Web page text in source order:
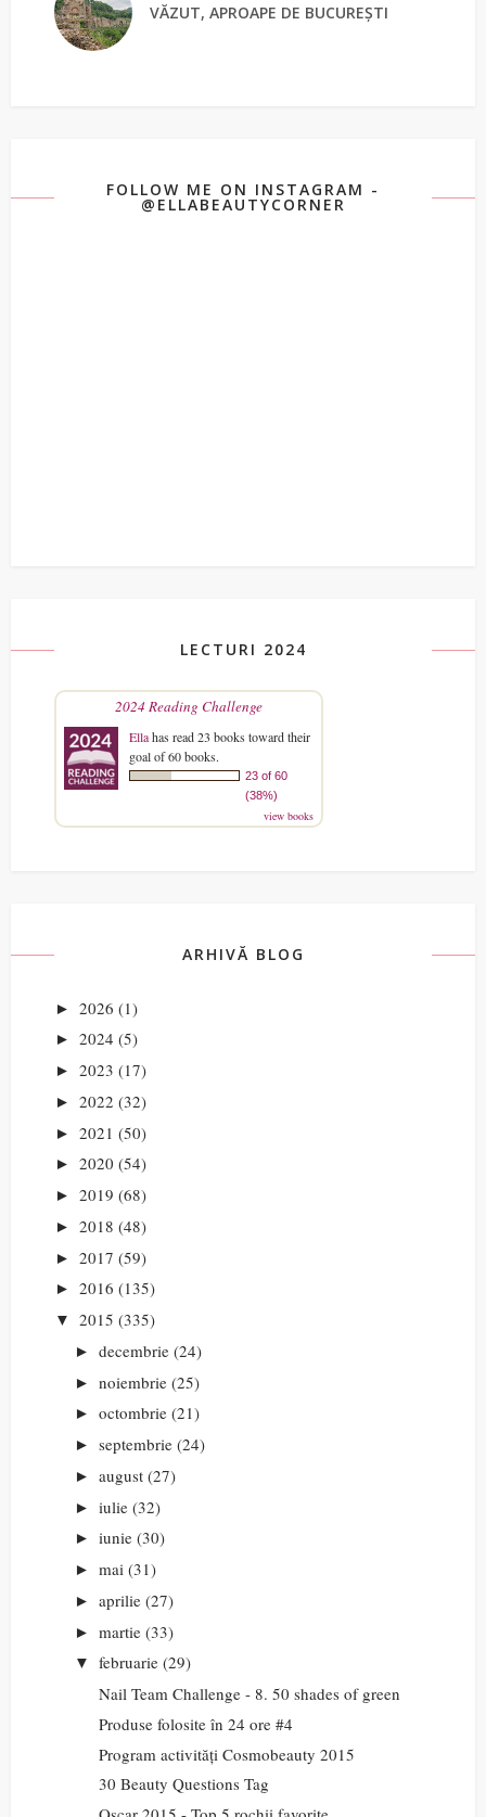
VĂZUT, APROAPE DE BUCUREȘTI
FOLLOW ME ON INSTAGRAM -
@ELLABEAUTYCORNER
LECTURI 2024
2024 Reading Challenge
Ellahas read 23 books toward their
goal of 60 books.
23 of 60
(38%)
view books
ARHIVĂ BLOG
► 2026 (1)
► 2024 (5)
► 2023 (17)
► 2022 (32)
► 2021 (50)
► 2020 (54)
► 2019 (68)
► 2018 (48)
► 2017 (59)
► 2016 (135)
▼ 2015 (335)
► decembrie (24)
► noiembrie (25)
► octombrie (21)
► septembrie (24)
► august (27)
► iulie (32)
► iunie (30)
► mai (31)
► aprilie (27)
► martie (33)
▼ februarie (29)
Nail Team Challenge - 8. 50 shades of green
Produse folosite în 24 ore #4
Program activități Cosmobeauty 2015
30 Beauty Questions Tag